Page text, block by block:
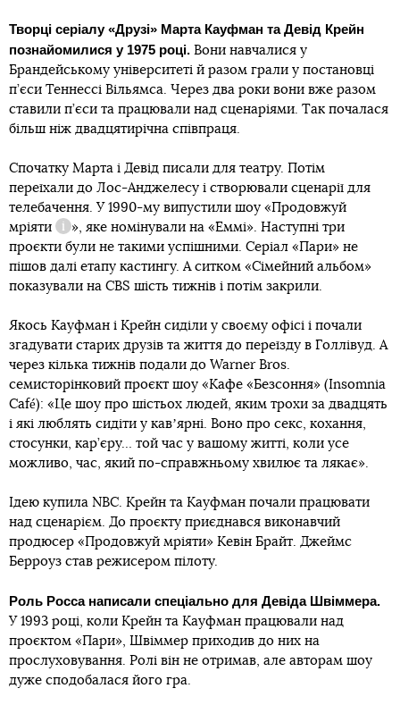
Творці серіалу «Друзі» Марта Кауфман та Девід Крейн
познайомилися у 1975 році. Вони навчалися у
Брандейському університеті й разом грали у постановці
п’єси Теннессі Вільямса. Через два роки вони вже разом
ставили п’єси та працювали над сценаріями. Так почалася
більш ніж двадцятирічна співпраця.
Спочатку Марта і Девід писали для театру. Потім
переїхали до Лос-Анджелесу і створювали сценарії для
телебачення. У 1990-му випустили шоу «Продовжуй
мріяти
Довідка
», яке номінували на «Еммі». Наступні три
проєкти були не такими успішними. Серіал «Пари» не
пішов далі етапу кастингу. А ситком «Сімейний альбом»
показували на CBS шість тижнів і потім закрили.
Якось Кауфман і Крейн сиділи у своєму офісі і почали
згадувати старих друзів та життя до переїзду в Голлівуд. А
через кілька тижнів подали до Warner Bros.
семисторінковий проєкт шоу «Кафе «Безсоння» (Insomnia
Café): «Це шоу про шістьох людей, яким трохи за двадцять
і які люблять сидіти у кавʼярні. Воно про секс, кохання,
стосунки, кар’єру… той час у вашому житті, коли усе
можливо, час, який по-справжньому хвилює та лякає».
Ідею купила NBC. Крейн та Кауфман почали працювати
над сценарієм. До проєкту приєднався виконавчий
продюсер «Продовжуй мріяти» Кевін Брайт. Джеймс
Берроуз став режисером пілоту.
Роль Росса написали спеціально для Девіда Швіммера.
У 1993 році, коли Крейн та Кауфман працювали над
проєктом «Пари», Швіммер приходив до них на
прослуховування. Ролі він не отримав, але авторам шоу
дуже сподобалася його гра.